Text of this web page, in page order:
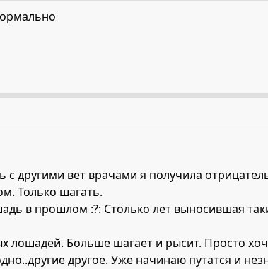
с другими вет врачами я получила
Только шагать.
в прошлом :?: Столько лет выносившая
лошадей. Больше шагает и рысит. Просто
другое. Уже начинаю путатся и